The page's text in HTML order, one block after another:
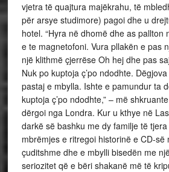
vjetra të quajtura majëkrahu, të
për arsye studimore) pagoi dhe u
hotel. “Hyra në dhomë dhe as pallton
e te magnetofoni. Vura pllakën e pas
një klithmë çjerrëse Oh hej dhe pas
Nuk po kuptoja ç’po ndodhte.
pastaj e mbylla. Ishte e pamundur ta
kuptoja ç’po ndodhte,” – më
dërgoi nga Londra. Kur u kthye në
darkë së bashku me dy familje të
mbrëmjes e ritregoi historinë e CD-së
çuditshme dhe e mbylli bisedën me
seriozitet që e bëri shakanë më të